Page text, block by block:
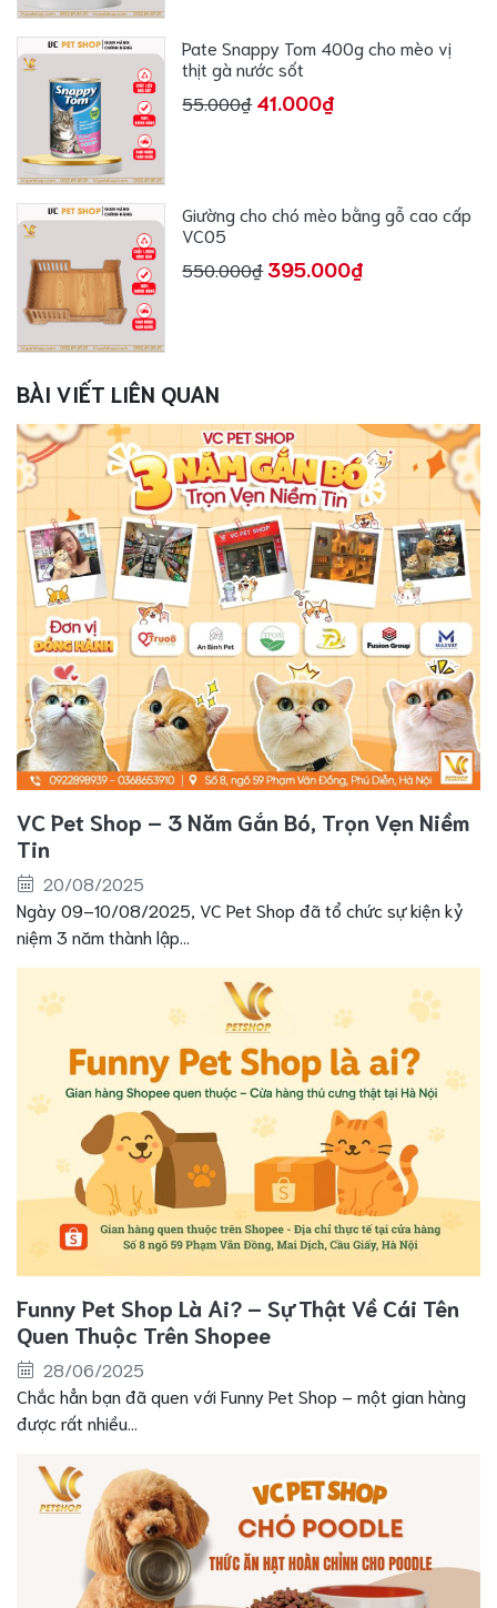
Pate Snappy Tom 400g cho mèo vị
thịt gà nước sốt
55.000₫ 41.000₫
Giường cho chó mèo bằng gỗ cao cấp
VC05
550.000₫395.000₫
BÀI VIẾT LIÊN QUAN
VC Pet Shop – 3 Năm Gắn Bó, Trọn Vẹn Niềm
Tin
20/08/2025
Ngày 09–10/08/2025, VC Pet Shop đã tổ chức sự kiện kỷ
niệm 3 năm thành lập...
Funny Pet Shop Là Ai? – Sự Thật Về Cái Tên
Quen Thuộc Trên Shopee
28/06/2025
Chắc hẳn bạn đã quen với Funny Pet Shop – một gian hàng
được rất nhiều...